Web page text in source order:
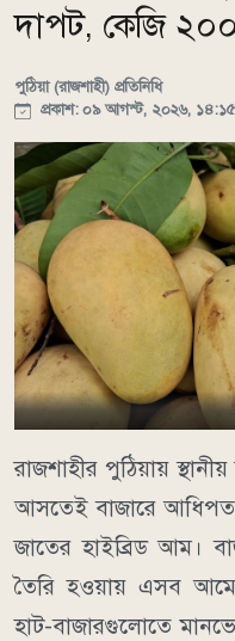
দাপট, কেজি
পুঠিয়া (রাজশাহী) প্রতিনিধি
প্রকাশ: ০৯ আগস্ট, ২০২৬, ১৪:১৫
রাজশাহীর পুঠিয়ায়
আসতেই বাজারে আধিপত্য
জাতের হাইব্রিড আম।
তৈরি হওয়ায় এসব
হাট-বাজারগুলোতে